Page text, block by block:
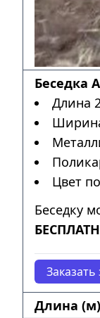
Беседка
Длина
Цвет
Беседку
Длина (м)